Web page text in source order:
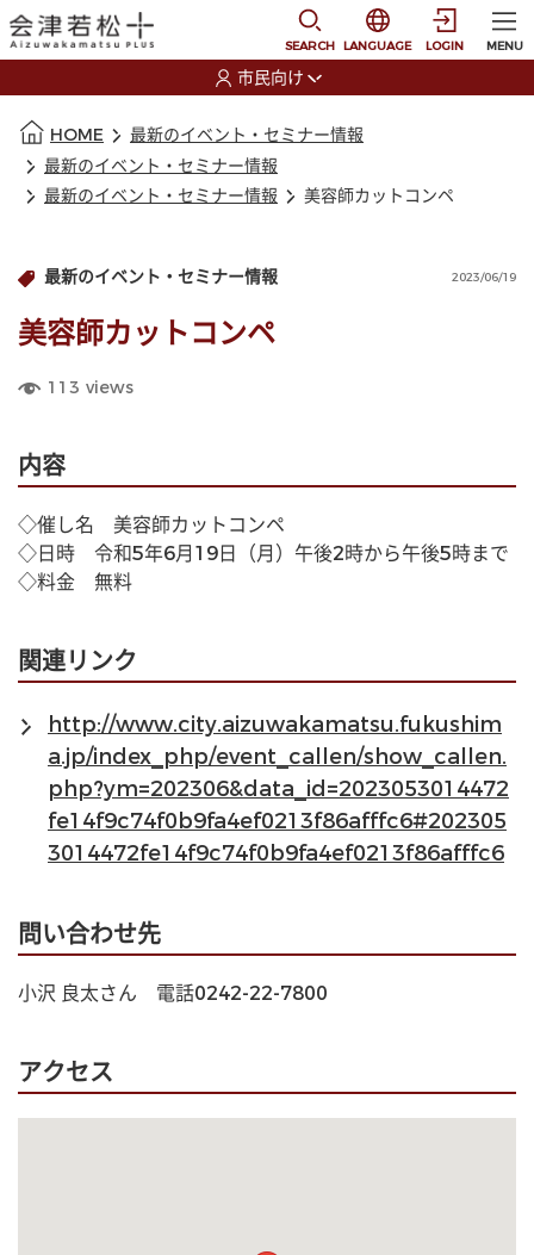
SEARCH
選択すると言語の切
LANGUAGE LOGIN MENU
市民向け
HOME
最新のイベント・セミナー情報
最新のイベント・セミナー情報
最新のイベント・セミナー情報
美容師カットコンペ
最新のイベント・セミナー情報 2023/06/19
美容師カットコンペ
113 views
内容
◇催し名　美容師カットコンペ
◇日時　令和5年6月19日（月）午後2時から午後5時まで
◇料金　無料
関連リンク
http://www.city.aizuwakamatsu.fukushim
a.jp/index_php/event_callen/show_callen.
php?ym=202306&data_id=2023053014472
fe14f9c74f0b9fa4ef0213f86afffc6#202305
3014472fe14f9c74f0b9fa4ef0213f86afffc6
問い合わせ先
小沢 良太さん　電話0242-22-7800
アクセス